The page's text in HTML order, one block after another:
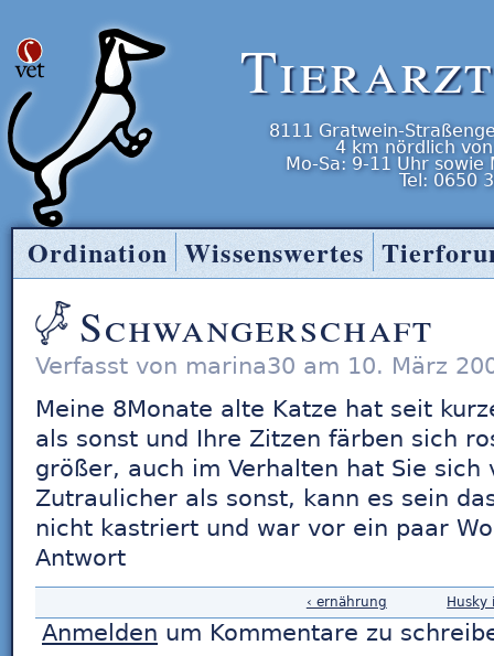
8111 Gratwein-
4 km nördlich
Mo-Sa: 9-11 Uhr sowie
Tel: 0650
Schwangerschaft
Verfasst von marina30 am 10. März
Meine 8Monate alte Katze hat seit
als sonst und Ihre Zitzen färben sich
größer, auch im Verhalten hat Sie
Zutraulicher als sonst, kann es sein
nicht kastriert und war vor ein paar
Antwort
‹ ernährung Husky
Anmelden um Kommentare zu
Tierarzt Entner
Ordination Wissenswertes